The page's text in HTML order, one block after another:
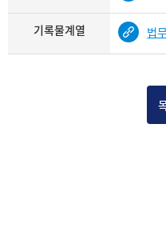
기록물계열 법